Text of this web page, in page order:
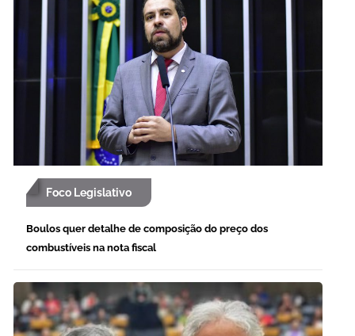
Foco Legislativo
Boulos quer detalhe de composição do preço dos
combustíveis na nota fiscal